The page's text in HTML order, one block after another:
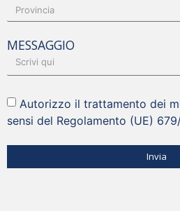
MESSAGGIO
Autorizzo il trattamento dei
sensi del Regolamento (UE)
Invia